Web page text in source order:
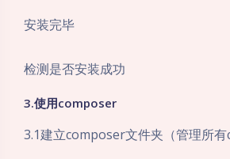
安装完毕
检测是否安装成功
3.使用composer
3.1建立composer文件夹（管理所有